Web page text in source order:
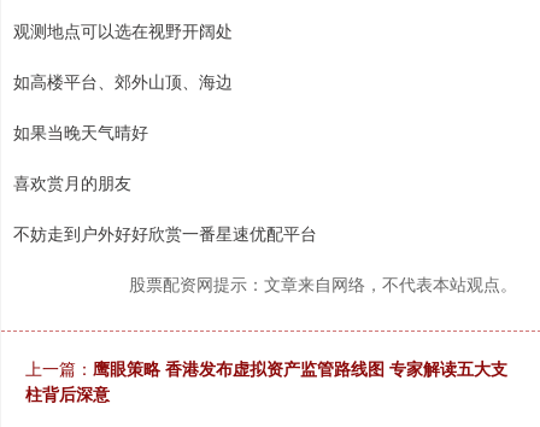
观测地点可以选在视野开阔处
如高楼平台、郊外山顶、海边
如果当晚天气晴好
喜欢赏月的朋友
不妨走到户外好好欣赏一番星速优配平台
股票配资网提示：文章来自网络，不代表本站观点。
上一篇： 鹰眼策略 香港发布虚拟资产监管路线图 专家解读五大支
柱背后深意